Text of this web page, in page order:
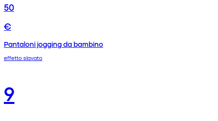
50
€
Pantaloni jogging da bambino
effetto slavato
9